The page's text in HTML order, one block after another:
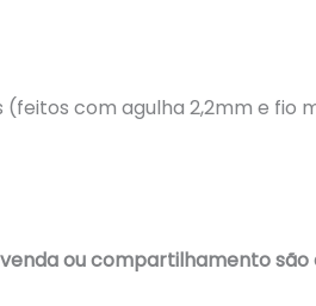
(feitos com agulha 2,2mm e fio
ou compartilhamento